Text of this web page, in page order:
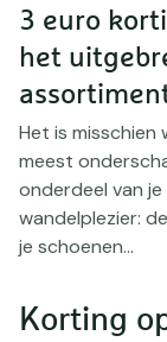
3 euro
het
Het is misschien
meest
onderdeel van je
wandelplezier:
je schoenen...
Korting